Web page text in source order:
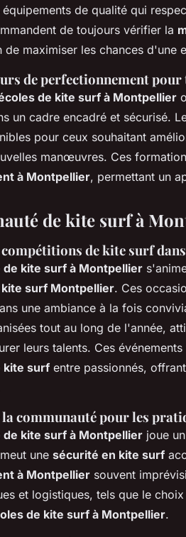
équipements de qualité qui
de toujours vérifier la
de maximiser les chances d'une
de perfectionnement pour
de kite surf à Montpellier
un cadre encadré et sécurisé.
pour ceux souhaitant
manœuvres. Ces
à Montpellier, permettant un
de kite surf à
compétitions de kite surf
kite surf à Montpellier
surf Montpellier. Ces
une ambiance à la fois
tout au long de l'année,
leurs talents. Ces
kite surf entre passionnés,
communauté pour les
kite surf à Montpellier joue
une sécurité en kite surf
à Montpellier souvent
et logistiques, tels que le
de kite surf à Montpellier.